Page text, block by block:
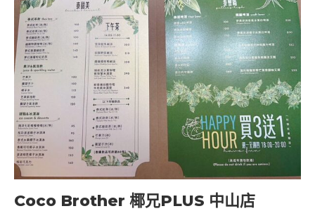
Coco Brother 椰兄PLUS 中山店